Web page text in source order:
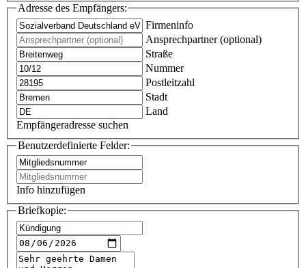
Adresse des Empfängers:
Firmeninfo
Ansprechpartner (optional)
Straße
Nummer
Postleitzahl
Stadt
Land
Empfängeradresse suchen
Benutzerdefinierte Felder:
Info hinzufügen
Briefkopie: